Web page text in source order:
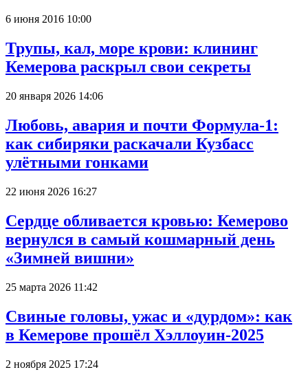
6 июня 2016 10:00
Трупы, кал, море крови: клининг
Кемерова раскрыл свои секреты
20 января 2026 14:06
Любовь, авария и почти Формула-1:
как сибиряки раскачали Кузбасс
улётными гонками
22 июня 2026 16:27
Сердце обливается кровью: Кемерово
вернулся в самый кошмарный день
«Зимней вишни»
25 марта 2026 11:42
Свиные головы, ужас и «дурдом»: как
в Кемерове прошёл Хэллоуин-2025
2 ноября 2025 17:24